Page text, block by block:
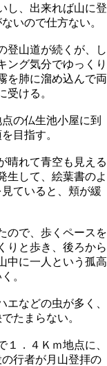
し、出来れば山に登
いので仕方ない。
登山道が続くが、し
ング気分でゆっくり
を肺に溜め込んで両
受ける。
の仏生池小屋に到
目指す。
晴れて青空も見える
生して、絵葉書のよ
ていると、頬が緩
ので、歩くペースを
りと歩き、後ろから
中に一人という孤高
。
エなどの虫が多く、
たまらない。
．４Ｋｍ地点に、
行者が月山登拝の